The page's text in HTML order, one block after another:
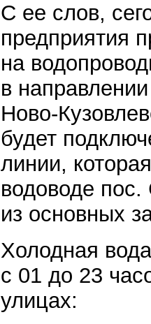
С ее слов,
предприятия
на
в
Ново-
будет
линии,
водоводе пос.
из основных
Холодная
с 01 до 23
улицах: